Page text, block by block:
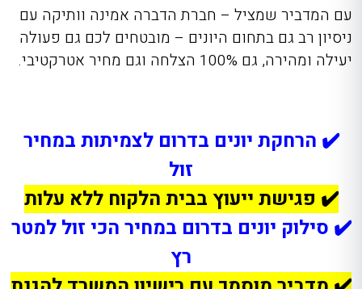
עם המדביר שמציל – חברת הדברה אמינה וותיקה עם
ניסיון רב גם בתחום היונים – מובטחים לכם גם פעולה
יעילה ומהירה, גם 100% הצלחה וגם מחיר אטרקטיבי.
✔️ הרחקת יונים בדרום לצמיתות במחיר
זול
✔️ פגישת ייעוץ בבית הלקוח ללא עלות
✔️ סילוק יונים בדרום במחיר הכי זול למטר
רץ